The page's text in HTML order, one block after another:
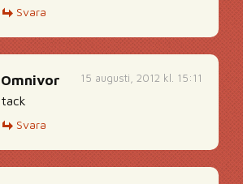
Svara
15 augusti, 2012 kl. 15:11
Omnivor
tack
Svara